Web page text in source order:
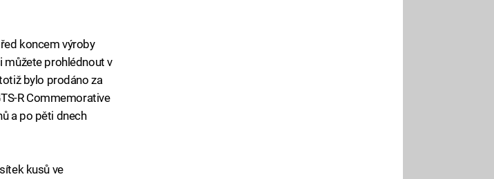
koncem výroby
můžete prohlédnout v
bylo prodáno za
R Commemorative
a po pěti dnech
kusů ve